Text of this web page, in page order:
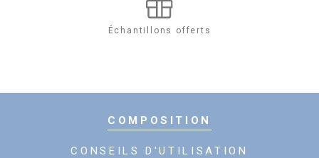
Échantillons offerts
COMPOSITION
CONSEILS D'UTILISATION